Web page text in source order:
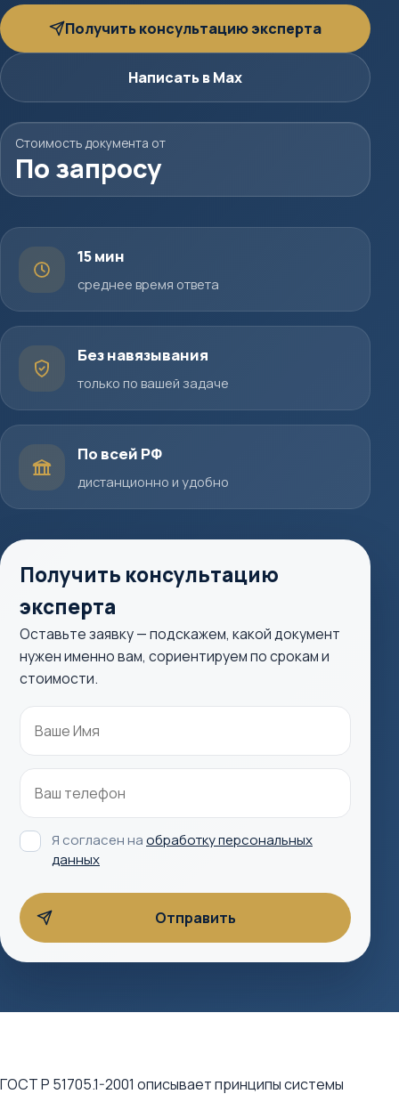
Получить консультацию эксперта
Написать в Max
Стоимость документа от
По запросу
15 мин
среднее время ответа
Без навязывания
только по вашей задаче
По всей РФ
дистанционно и удобно
Получить консультацию
эксперта
Оставьте заявку — подскажем, какой документ
нужен именно вам, сориентируем по срокам и
стоимости.
Я согласен наобработку персональных
данных
ГОСТ Р 51705.1-2001 описывает принципы системы